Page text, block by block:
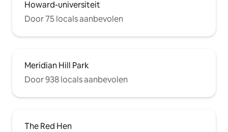
Howard-universiteit
Door 75 locals aanbevolen
Meridian Hill Park
Door 938 locals aanbevolen
The Red Hen